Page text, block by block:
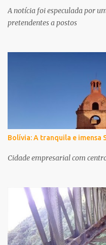
A notícia foi especulada por
pretendentes a postos
Bolívia: A tranquila e imensa
Cidade empresarial com